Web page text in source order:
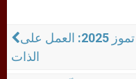
عناوين نشرة يوم الأربعاء 23 تموز 2025: العمل على
الذات